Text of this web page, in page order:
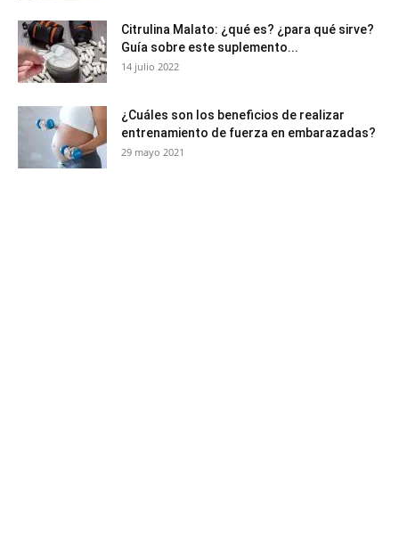
Citrulina Malato: ¿qué es? ¿para qué sirve?
Guía sobre este suplemento...
14 julio 2022
¿Cuáles son los beneficios de realizar
entrenamiento de fuerza en embarazadas?
29 mayo 2021